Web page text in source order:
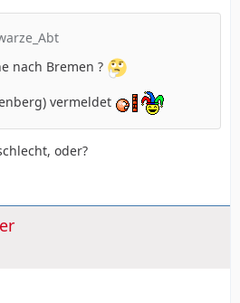
Deadline-Day).
was nicht mehr zu ändern ist.
nach Bremen ?
vermeldet
oder?